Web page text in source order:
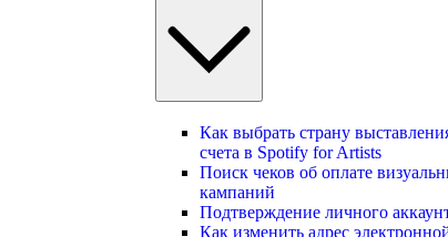
Как выбрать страну
счета в Spotify for Artists
Поиск чеков об оплате
кампаний
Подтверждение личного
Как изменить адрес